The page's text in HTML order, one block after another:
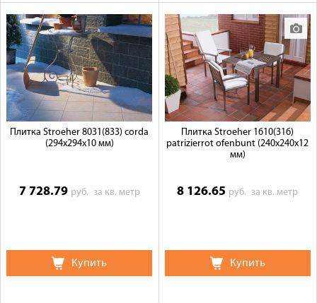
Плитка Stroeher 8031(833) corda
(294х294х10 мм)
7 728.79 руб. за кв. метр
Купить
Плитка Stroeher 1610(316)
patrizierrot ofenbunt (240х240х12
мм)
8 126.65 руб.за кв. метр
Купить